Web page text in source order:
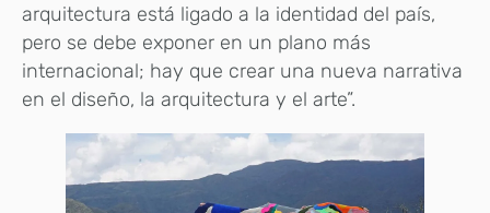
arquitectura está ligado a la identidad del país,
pero se debe exponer en un plano más
internacional; hay que crear una nueva narrativa
en el diseño, la arquitectura y el arte”.